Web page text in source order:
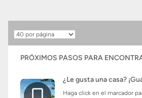
Resultados
por
página
PRÓXIMOS PASOS PARA
¿Le gusta una casa?
Haga click en el marcador